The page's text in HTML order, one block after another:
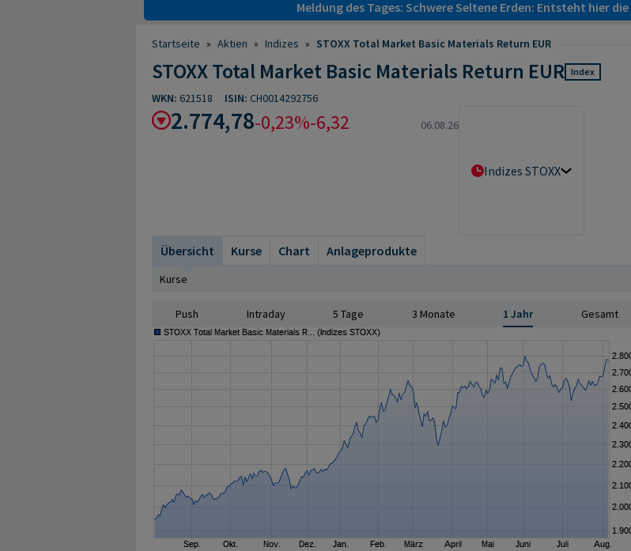
Meldung des Tages: Schwere Seltene Erden: Entsteht hier
Startseite » Aktien » Indizes » STOXX Total Market Basic Materials Return EUR
STOXX Total Market Basic Materials Return EUR Index
WKN: 621518 ISIN: CH0014292756
2.774,78-0,23%-6,32 06.08.26
Indizes STOXX
Übersicht
Kurse Chart Anlageprodukte
Kurse
Push Intraday 5 Tage 3 Monate 1 Jahr Gesamt